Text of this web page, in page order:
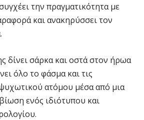
την πραγματικότητα με
και ανακηρύσσει τον
δίνει σάρκα και οστά στον ήρωα
όλο το φάσμα και τις
ατόμου μέσα από μια
ενός ιδιότυπου και